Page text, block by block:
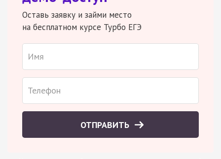
Оставь заявку и займи место
на бесплатном курсе Турбо ЕГЭ
ОТПРАВИТЬ